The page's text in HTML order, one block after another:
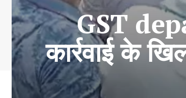
GST
कार्रवाई के